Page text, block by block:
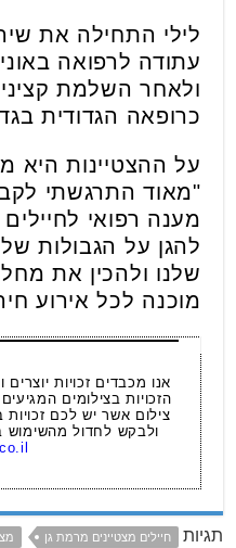
לילי התחילה את
עתודה לרפואה
ולאחר השלמת
כרופאה הגדודית
על ההצטיינות היא
"מאוד התרגשתי
מענה רפואי
להגן על הגבולות
שלנו ולהכין את
מוכנה לכל אירוע
אנו מכבדים זכויות
הזכויות בצילומים
צילום אשר יש לכם
ולבקש לחדול מהשימוש
תגיות חיילים מצטיינים מרמת גן